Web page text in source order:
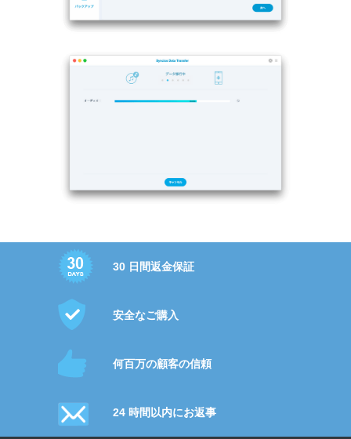
30 日間返金保証
安全なご購入
何百万の顧客の信頼
24 時間以内にお返事